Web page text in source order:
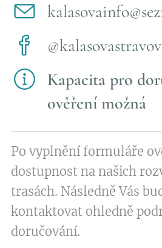
Kapacita pro
ověření možná
Po vyplnění formuláře
dostupnost na našich
trasách. Následně Vás
kontaktovat ohledně
doručování.